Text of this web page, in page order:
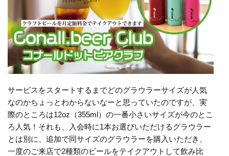
サービスをスタートするまでどのグラウラーサイズが人気
なのかちょっとわからないなーと思っていたのですが、実
際のところは12oz（355ml）の一番小さいサイズが今のとこ
ろ人気！それも、入会時に1本お選びいただけるグラウラー
とは別に、追加で同サイズのグラウラーを購入いただき、
一度のご来店で2種類のビールをテイクアウトして飲み比